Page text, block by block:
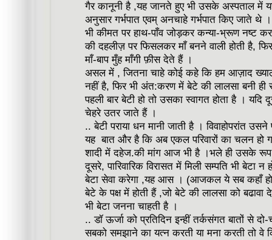
गैर कानूनी है ,यह जानते हुए भी उसके अस्पताल में
अनुसार गर्भपात एवम् अनचाहे गर्भपात किए जाते थे ।
भी कीमत पर हाथ-पाँव जोड़कर कन्या-भ्रूण नष्ट
की दहलीज़ पर फिसलकर माँ बनने वाली होती है,
माँ-बाप मुँह माँगी फ़ीस देते हैं ।
असल में , जितना चाहे कोई कहे कि हम आज़ाद
नहीं है, फिर भी अंत:करण में बेटे की लालसा बनी ही
पहली बार बेटी हो तो उसका स्वागत होता है ।
चेहरे उतर जाते हैं ।
.. बेटी पराया धन मानी जाती है । विवाहोपरांत उसने
यह बात और है कि अब एकल परिवारों का चलन हो
शादी में दहेज.की मांग आज भी है ।भले ही उसके रूप
दूसरे, पारिवारिक विरासत में मिली सम्पति भी
बेटा सेवा करेगा ,यह आस । (आजकल ये सब कहाँ हो
बेटे के पक्ष में होती हैं ,जो बेटे की लालसा को बढावा
भी बेटा जनना चाहती है ।
.. डॉ ऊर्जा को प्रतिदिन इन्हीं तर्कसंगत बातों से
सबको समझाने का यत्न करती या मना करती तो वे